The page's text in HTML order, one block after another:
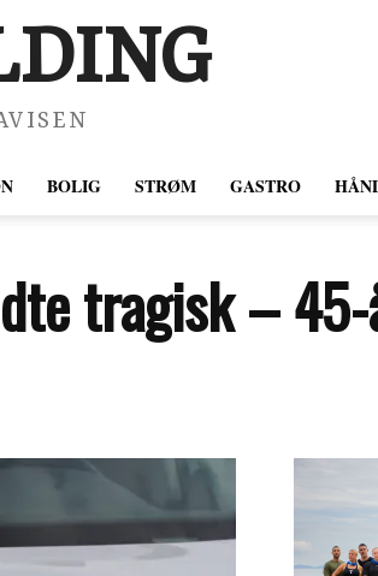
BOLIG STRØM GASTRO
tragisk –